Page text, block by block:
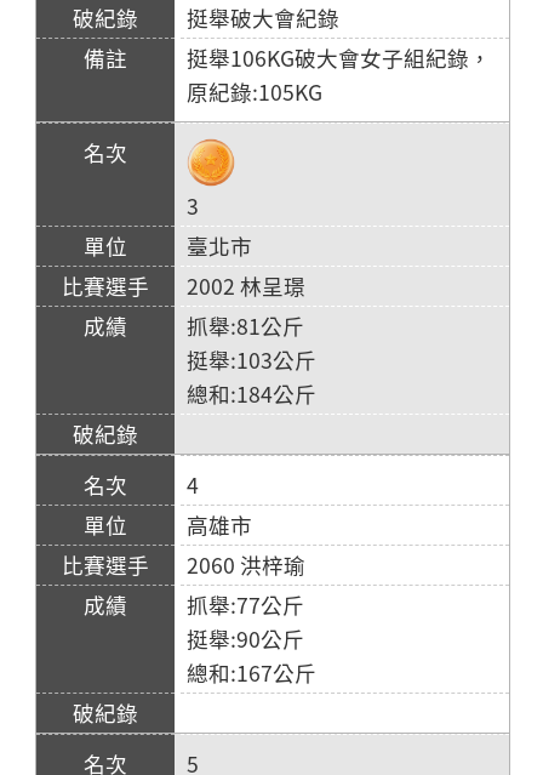
挺舉破大會紀錄
挺舉106KG破大會女子組紀錄，
原紀錄:105KG
3
臺北市
2002 林呈璟
抓舉:81公斤
挺舉:103公斤
總和:184公斤
4
高雄市
2060 洪梓瑜
抓舉:77公斤
挺舉:90公斤
總和:167公斤
5